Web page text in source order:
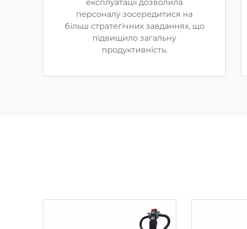
експлуатації дозволила
персоналу зосередитися на
більш стратегічних завданнях, що
підвищило загальну
продуктивність.